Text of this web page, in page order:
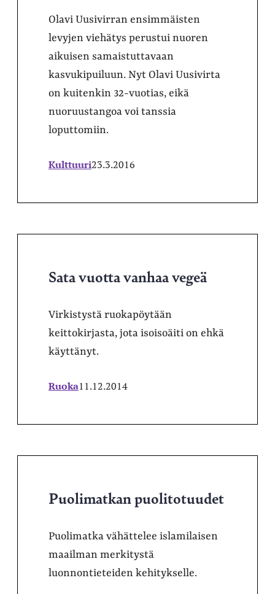
Olavi Uusivirran ensimmäisten
levyjen viehätys perustui nuoren
aikuisen samaistuttavaan
kasvukipuiluun. Nyt Olavi Uusivirta
on kuitenkin 32-vuotias, eikä
nuoruustangoa voi tanssia
loputtomiin.
Kulttuuri23.3.2016
Sata vuotta vanhaa vegeä
Virkistystä ruokapöytään
keittokirjasta, jota isoisoäiti on ehkä
käyttänyt.
Ruoka11.12.2014
Puolimatkan puolitotuudet
Puolimatka vähättelee islamilaisen
maailman merkitystä
luonnontieteiden kehitykselle.